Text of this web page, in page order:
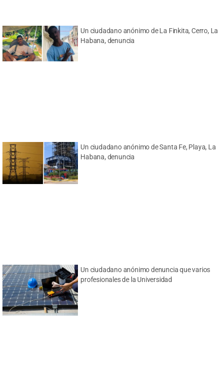
Un ciudadano anónimo de La Finkita, Cerro, La
Habana, denuncia
Un ciudadano anónimo de Santa Fe, Playa, La
Habana, denuncia
Un ciudadano anónimo denuncia que varios
profesionales de la Universidad